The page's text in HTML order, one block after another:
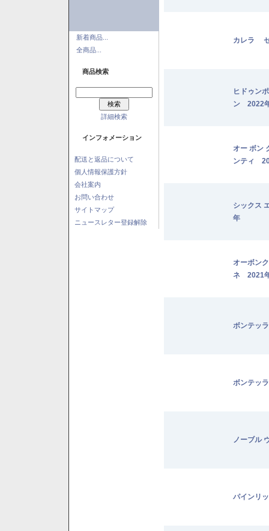
新着商品...
全商品...
商品検索
詳細検索
インフォメーション
配送と返品について
個人情報保護方針
会社案内
お問い合わせ
サイトマップ
ニュースレター登録解除
カレラ
ヒドゥン
ン 2022
オー ボン
ンティ
シックス
年
オーボン
ネ 2021
ボンテッ
ボンテッ
ノーブル
パインリ